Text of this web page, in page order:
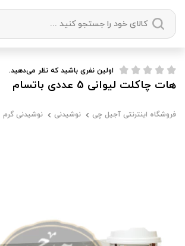
دسته بندی ها
آجیل میوه خشک زعفران
فروشگاه اینترنتی آجیل چی نوشیدنی نوشیدنی گرم
اولین نفری باشید که نظر می‌دهید.
هات چاکلت لیوانی 5 عددی باتسام